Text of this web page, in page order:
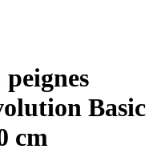
Basic
cm